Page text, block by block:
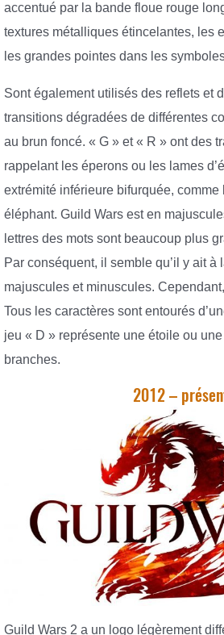
accentué par la bande floue rouge
textures métalliques étincelantes, les
les grandes pointes dans les
Sont également utilisés des reflets et
transitions dégradées de différentes
au brun foncé. « G » et « R » ont des
rappelant les éperons ou les lames
extrémité inférieure bifurquée, comme
éléphant. Guild Wars est en
lettres des mots sont beaucoup plus
Par conséquent, il semble qu’il y ait à
majuscules et minuscules.
Tous les caractères sont entourés
jeu « D » représente une étoile ou
branches.
2012 –
Guild Wars 2 a un logo légèrement